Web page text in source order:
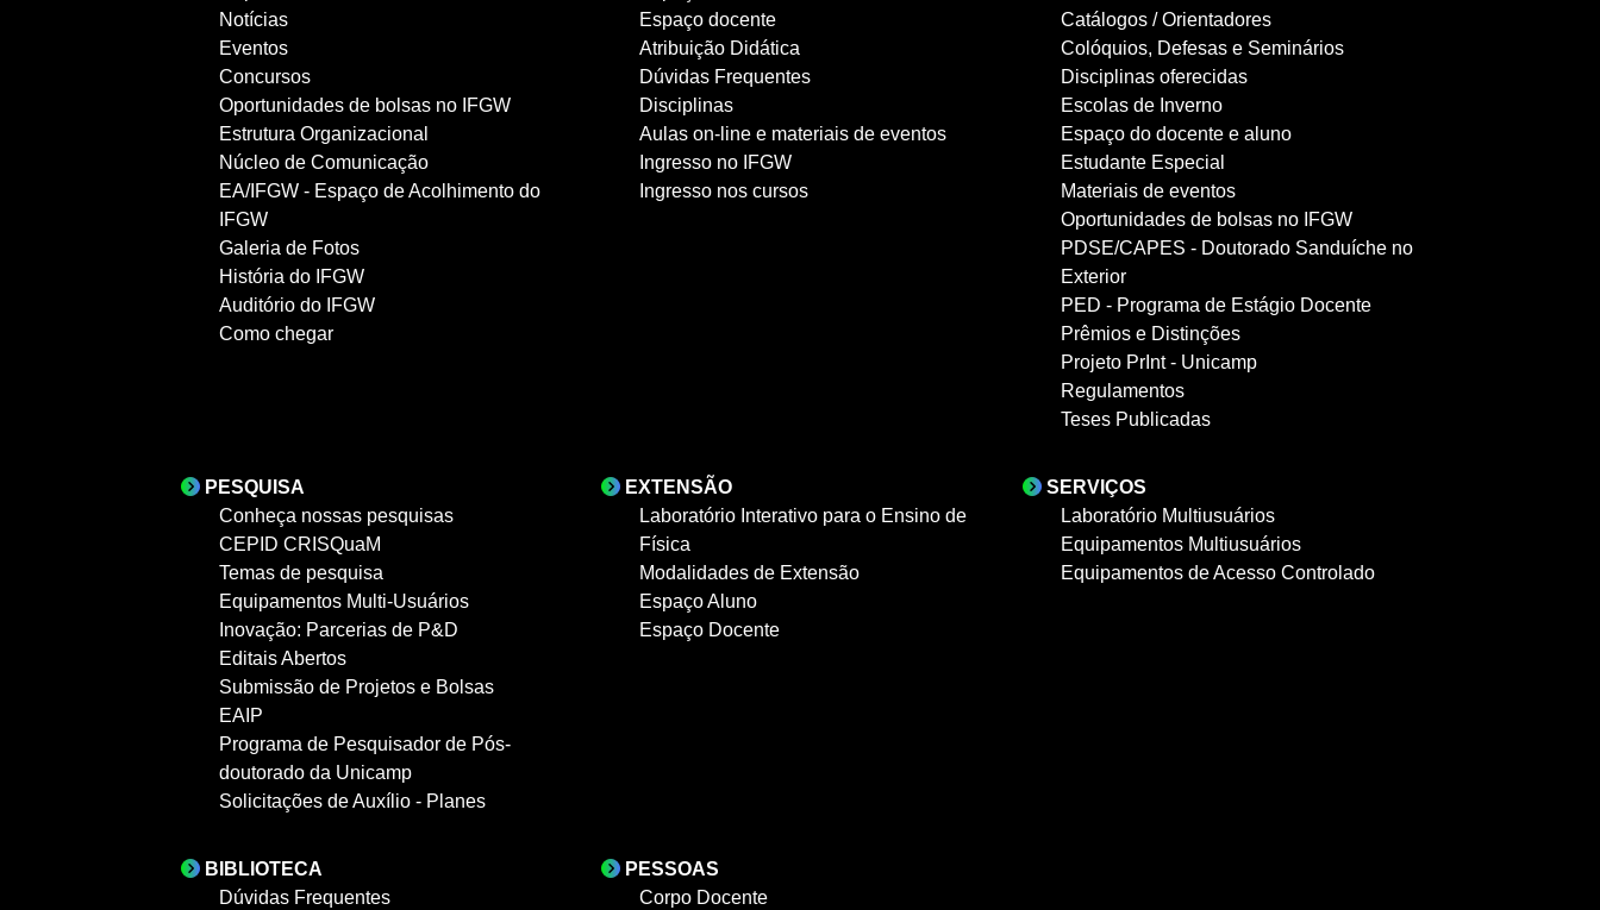
Notícias
Eventos
Concursos
Oportunidades de bolsas no IFGW
Estrutura Organizacional
Núcleo de Comunicação
EA/IFGW - Espaço de Acolhimento do
IFGW
Galeria de Fotos
História do IFGW
Auditório do IFGW
Como chegar
Espaço docente
Atribuição Didática
Dúvidas Frequentes
Disciplinas
Aulas on-line e materiais de eventos
Ingresso no IFGW
Ingresso nos cursos
Catálogos / Orientadores
Colóquios, Defesas e Seminários
Disciplinas oferecidas
Escolas de Inverno
Espaço do docente e aluno
Estudante Especial
Materiais de eventos
Oportunidades de bolsas no IFGW
PDSE/CAPES - Doutorado Sanduíche no
Exterior
PED - Programa de Estágio Docente
Prêmios e Distinções
Projeto PrInt - Unicamp
Regulamentos
Teses Publicadas
PESQUISA
Conheça nossas pesquisas
CEPID CRISQuaM
Temas de pesquisa
Equipamentos Multi-Usuários
Inovação: Parcerias de P&D
Editais Abertos
Submissão de Projetos e Bolsas
EAIP
Programa de Pesquisador de Pós-
doutorado da Unicamp
Solicitações de Auxílio - Planes
EXTENSÃO
Laboratório Interativo para o Ensino de
Física
Modalidades de Extensão
Espaço Aluno
Espaço Docente
SERVIÇOS
Laboratório Multiusuários
Equipamentos Multiusuários
Equipamentos de Acesso Controlado
BIBLIOTECA
Dúvidas Frequentes
PESSOAS
Corpo Docente